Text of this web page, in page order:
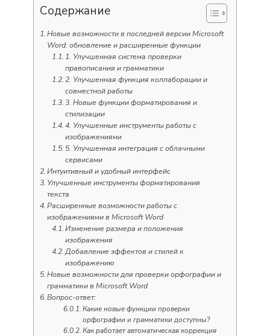
Содержание
Новые возможности в последней версии Microsoft
Word: обновление и расширенные функции
1. Улучшенная система проверки
правописания и грамматики
2. Улучшенная функция коллаборации и
совместной работы
3. Новые функции форматирования и
стилизации
4. Улучшенные инструменты работы с
изображениями
5. Улучшенная интеграция с облачными
сервисами
Интуитивный и удобный интерфейс
Улучшенные инструменты форматирования
текста
Расширенные возможности работы с
изображениями в Microsoft Word
Изменение размера и положения
изображения
Добавление эффектов и стилей к
изображению
Новые возможности для проверки орфографии и
грамматики в Microsoft Word
Вопрос-ответ:
Какие новые функции проверки
орфографии и грамматики доступны?
Как работает автоматическая коррекция